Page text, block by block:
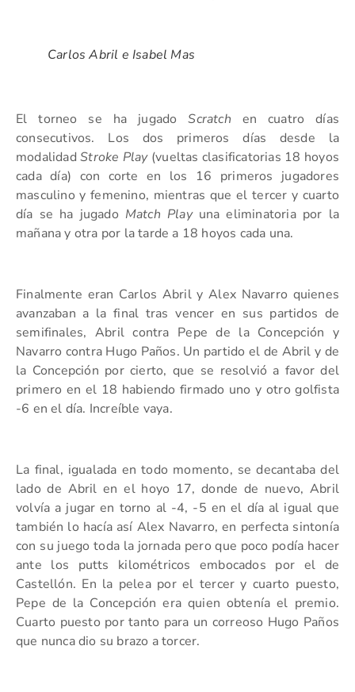
Carlos Abril e Isabel Mas
El torneo se ha jugadoScratch en cuatro días
consecutivos. Los dos primeros días desde la
modalidadStroke Play (vueltas clasificatorias 18 hoyos
cada día) con corte en los 16 primeros jugadores
masculino y femenino, mientras que el tercer y cuarto
día se ha jugado Match Playuna eliminatoria por la
mañana y otra por la tarde a 18 hoyos cada una.
Finalmente eran Carlos Abril y Alex Navarro quienes
avanzaban a la final tras vencer en sus partidos de
semifinales, Abril contra Pepe de la Concepción y
Navarro contra Hugo Paños. Un partido el de Abril y de
la Concepción por cierto, que se resolvió a favor del
primero en el 18 habiendo firmado uno y otro golfista
-6 en el día. Increíble vaya.
La final, igualada en todo momento, se decantaba del
lado de Abril en el hoyo 17, donde de nuevo, Abril
volvía a jugar en torno al -4, -5 en el día al igual que
también lo hacía así Alex Navarro, en perfecta sintonía
con su juego toda la jornada pero que poco podía hacer
ante los putts kilométricos embocados por el de
Castellón. En la pelea por el tercer y cuarto puesto,
Pepe de la Concepción era quien obtenía el premio.
Cuarto puesto por tanto para un correoso Hugo Paños
que nunca dio su brazo a torcer.